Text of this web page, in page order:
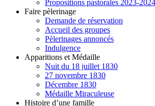
Propositions pastorales 2023-2024
Faire pèlerinage
Demande de réservation
Accueil des groupes
Pèlerinages annoncés
Indulgence
Apparitions et Médaille
Nuit du 18 juillet 1830
27 novembre 1830
Décembre 1830
Médaille Miraculeuse
Histoire d’une famille